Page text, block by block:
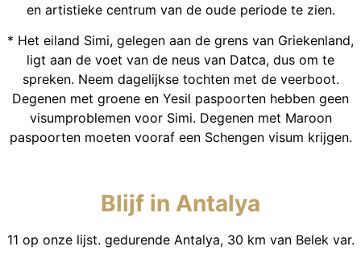
en artistieke centrum van de oude periode te zien.
* Het eiland Simi, gelegen aan de grens van Griekenland,
ligt aan de voet van de neus van Datca, dus om te
spreken. Neem dagelijkse tochten met de veerboot.
Degenen met groene en Yesil paspoorten hebben geen
visumproblemen voor Simi. Degenen met Maroon
paspoorten moeten vooraf een Schengen visum krijgen.
Blijf in Antalya
11 op onze lijst. gedurende Antalya, 30 km van Belek var.